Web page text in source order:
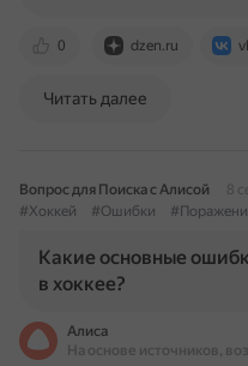
0 dzen.ru
Читать далее
Вопрос для Поиска с Алисой
8
#Хоккей
#Ошибки
Какие основные
в хоккее?
Алиса
На основе источников,